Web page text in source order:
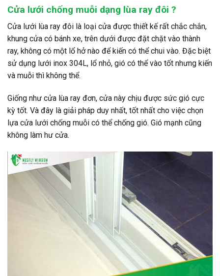
Cửa lưới chống muỗi dạng lùa ray đôi ?
Cửa lưới lùa ray đôi là loại cửa được thiết kế rất chắc chắn,
khung cửa có bánh xe, trên dưới được đặt chặt vào thành
ray, không có một lổ hở nào để kiến có thể chui vào. Đặc biệt
sử dụng lưới inox 304L, lổ nhỏ, gió có thể vào tốt nhưng kiến
và muỗi thì không thể.
Giống như cửa lùa ray đơn, cửa này chịu được sức gió cực
kỳ tốt. Và đây là giải pháp duy nhất, tốt nhất cho việc chọn
lựa cửa lưới chống muỗi có thể chống gió. Gió mạnh cũng
không làm hư cửa.